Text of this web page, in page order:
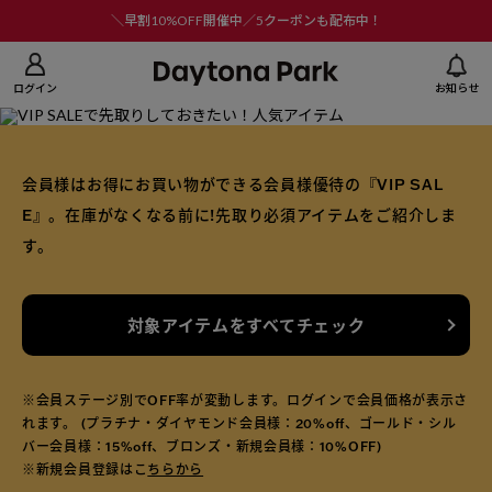
＼早割10%OFF開催中／5クーポンも配布中！
ログイン お知らせ
会員様はお得にお買い物ができる会員様優待の『VIP SAL
E』。在庫がなくなる前に!先取り必須アイテムをご紹介しま
す。
対象アイテムをすべてチェック
※会員ステージ別でOFF率が変動します。ログインで会員価格が表示さ
れます。
(プラチナ・ダイヤモンド会員様：20%off、 ゴールド・シル
バー会員様：15%off、ブロンズ・新規会員様：10%OFF)
※新規会員登録はこ ちらから